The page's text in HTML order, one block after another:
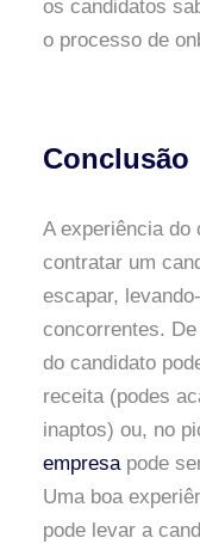
os candidatos
o processo de
Conclusão
A experiência do
contratar um
escapar,
concorrentes.
do candidato
receita (podes
inaptos) ou, no
empresapode
Uma boa
pode levar a